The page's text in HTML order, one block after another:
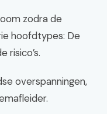
zodra de
hoofdtypes: De
risico’s.
overspanningen,